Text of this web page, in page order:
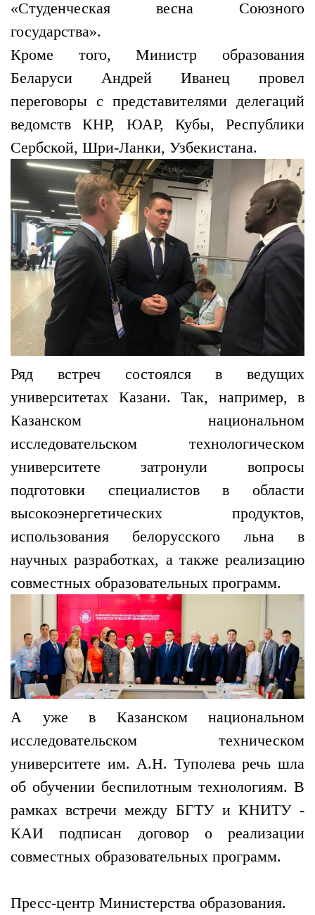
«Студенческая весна Союзного
государства».
Кроме того, Министр образования
Беларуси Андрей Иванец провел
переговоры с представителями делегаций
ведомств КНР, ЮАР, Кубы, Республики
Сербской, Шри-Ланки, Узбекистана.
Ряд встреч состоялся в ведущих
университетах Казани. Так, например, в
Казанском национальном
исследовательском технологическом
университете затронули вопросы
подготовки специалистов в области
высокоэнергетических продуктов,
использования белорусского льна в
научных разработках, а также реализацию
совместных образовательных программ.
А уже в Казанском национальном
исследовательском техническом
университете им. А.Н. Туполева речь шла
об обучении беспилотным технологиям. В
рамках встречи между БГТУ и КНИТУ -
КАИ подписан договор о реализации
совместных образовательных программ.
Пресс-центр Министерства образования.